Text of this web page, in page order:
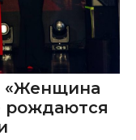
«Женщина
рождаются